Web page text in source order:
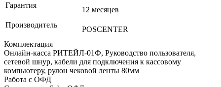
Гарантия
12 месяцев
Производитель
POSCENTER
Комплектация
Онлайн-касса РИТЕЙЛ-01Ф, Руководство пользователя,
сетевой шнур, кабели для подключения к кассовому
компьютеру, рулон чековой ленты 80мм
Работа с ОФД